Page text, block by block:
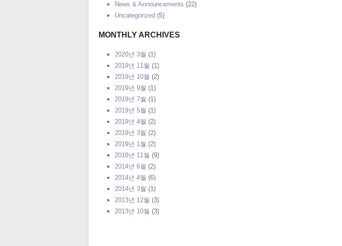
News & Announcements (22)
Uncategorized (5)
MONTHLY ARCHIVES
2020년 3월 (1)
2019년 11월 (1)
2019년 10월 (2)
2019년 9월 (1)
2019년 7월 (1)
2019년 5월 (1)
2019년 4월 (2)
2019년 3월 (2)
2019년 1월 (2)
2018년 11월 (9)
2014년 6월 (2)
2014년 4월 (6)
2014년 3월 (1)
2013년 12월 (3)
2013년 10월 (3)